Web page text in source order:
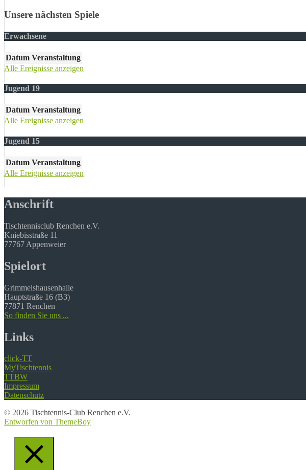
Unsere nächsten Spiele
Erwachsene
Datum Veranstaltung
Alle Ereignisse anzeigen
Jugend 19
Datum Veranstaltung
Alle Ereignisse anzeigen
Jugend 15
Datum Veranstaltung
Alle Ereignisse anzeigen
Anschrift
Tischtennisclub Renchen e.V.
Kniebisstraße 11
77767 Appenweier
Spielort
Grimmelshausenhalle
Hauptstraße 16 (B3)
77871 Renchen
So finden Sie uns ...
Links
click-TT
MyTischtennis
TTBW
Impressum
Datenschutz
© 2026 Tischtennis-Club Renchen e.V.
Entworfen von ThemeBoy